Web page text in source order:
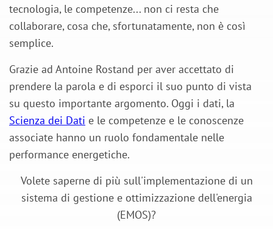
tecnologia, le competenze... non ci resta che
collaborare, cosa che, sfortunatamente, non è così
semplice.
Grazie ad Antoine Rostand per aver accettato di
prendere la parola e di esporci il suo punto di vista
su questo importante argomento. Oggi i dati, la
Scienza dei Dati e le competenze e le conoscenze
associate hanno un ruolo fondamentale nelle
performance energetiche.
Volete saperne di più sull'implementazione di un
sistema di gestione e ottimizzazione dell'energia
(EMOS)?